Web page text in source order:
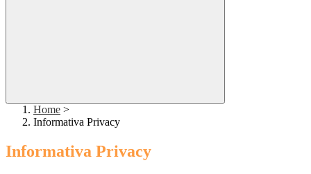
Home >
Informativa Privacy
Informativa Privacy